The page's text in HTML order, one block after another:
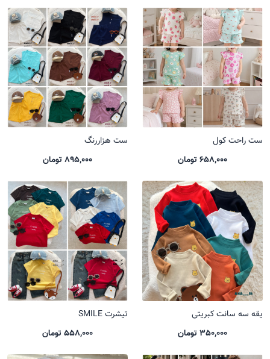
ست راحت کول
658,000 تومان
ست هزاررنگ
895,000 تومان
یقه سه سانت کبریتی
350,000 تومان
تیشرت SMILE
558,000 تومان